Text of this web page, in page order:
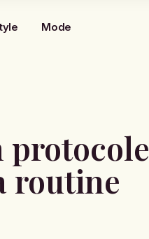
Mode
protocole
routine